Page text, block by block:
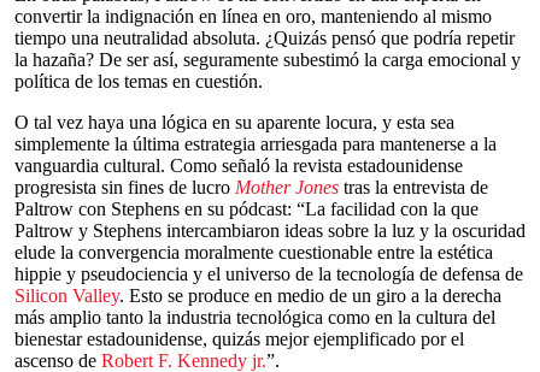
convertir la indignación en línea en oro, manteniendo al mismo
tiempo una neutralidad absoluta. ¿Quizás pensó que podría repetir
la hazaña? De ser así, seguramente subestimó la carga emocional y
política de los temas en cuestión.
O tal vez haya una lógica en su aparente locura, y esta sea
simplemente la última estrategia arriesgada para mantenerse a la
vanguardia cultural. Como señaló la revista estadounidense
progresista sin fines de lucro Mother Jones tras la entrevista de
Paltrow con Stephens en su pódcast: “La facilidad con la que
Paltrow y Stephens intercambiaron ideas sobre la luz y la oscuridad
elude la convergencia moralmente cuestionable entre la estética
hippie y pseudociencia y el universo de la tecnología de defensa de
Silicon Valley. Esto se produce en medio de un giro a la derecha
más amplio tanto la industria tecnológica como en la cultura del
bienestar estadounidense, quizás mejor ejemplificado por el
ascenso de Robert F. Kennedy jr.”.